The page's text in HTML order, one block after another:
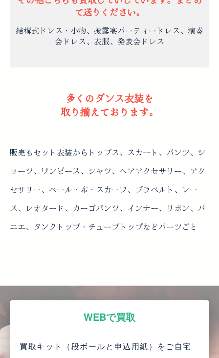
て送りください。
結構式ドレス・小物、披露宴パーティードレス、演奏
会ドレス、衣服、発表会ドレス
多くのダンス衣装を
取り揃えております。
販売もセット衣装からトップス、スカート、パンツ、シ
ョーツ、ワンピース、シャツ、ヘアアクセサリー、アク
セサリー、ベール・布・スカーフ、ブラベルト、レー
ス、レオタード、カーゴパンツ、インナー、リボン、パ
ニエ、タンクトップ・チューブトップなどパーツごと
WEBで買取
買取キット（段ボールと申込用紙）をご自宅